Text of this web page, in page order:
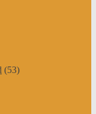
(53)